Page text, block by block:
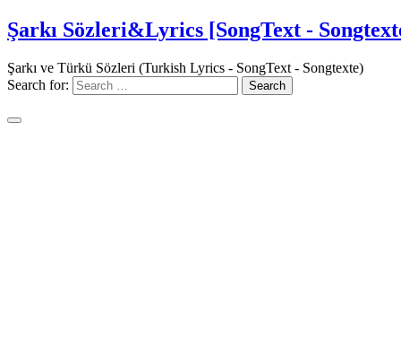
Şarkı Sözleri&Lyrics [SongText -
Şarkı ve Türkü Sözleri (Turkish Lyrics - SongText - Songtexte)
Search for: